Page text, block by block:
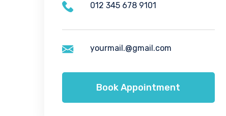
012 345 678 9101
yourmail.@gmail.com
Book Appointment